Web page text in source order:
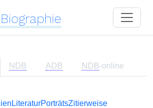
Biographie
NDB ADB NDB-online
LiteraturPorträtsZitierweise